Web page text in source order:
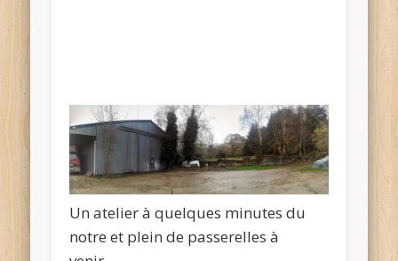
Un atelier à quelques minutes du
notre et plein de passerelles à